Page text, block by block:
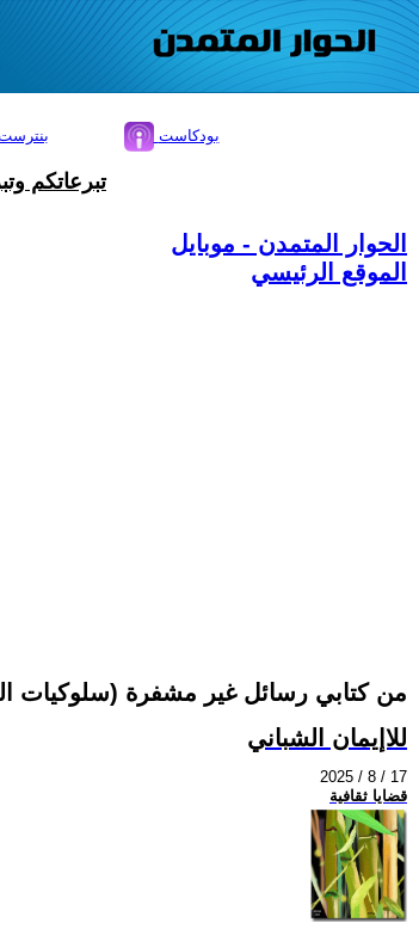
بودكاست
تبرعاتكم
الحوار المتمدن - موبايل
الموقع الرئيسي
من كتابي رسائل غير مشفرة (سلوكيات
للاإيمان الشباني
2025 / 8 / 17
قضايا ثقافية